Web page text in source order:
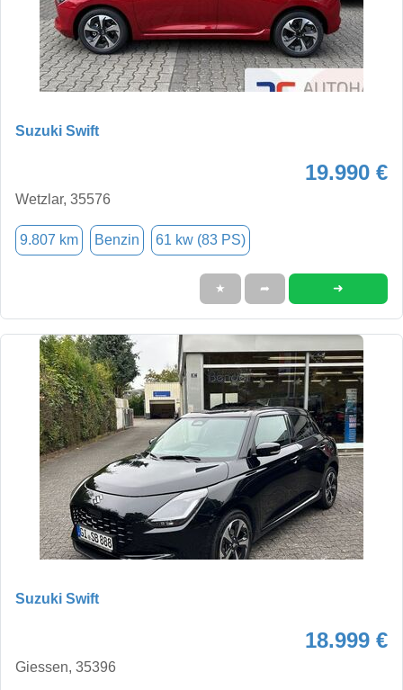
Suzuki Swift
19.990 €
Wetzlar, 35576
9.807 km Benzin 61 kw (83 PS)
★ ➦ ➜
Suzuki Swift
18.999 €
Giessen, 35396